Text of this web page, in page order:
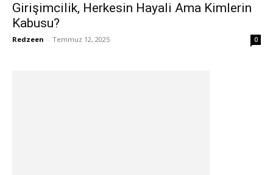
Girişimcilik, Herkesin Hayali Ama Kimlerin
Kabusu?
Redzeen - Temmuz 12, 2025 0